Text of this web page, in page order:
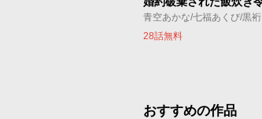
青空あかな/七福あくび/黒裄
28話無料
おすすめの作品